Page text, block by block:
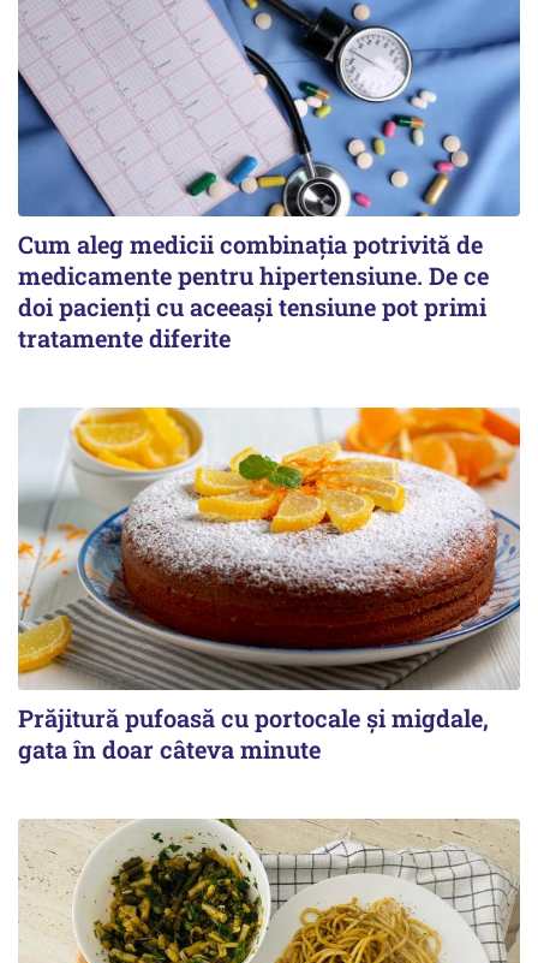
Cum aleg medicii combinația potrivită de
medicamente pentru hipertensiune. De ce
doi pacienți cu aceeași tensiune pot primi
tratamente diferite
Prăjitură pufoasă cu portocale și migdale,
gata în doar câteva minute